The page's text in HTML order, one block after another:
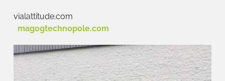
vialattitude.com
magogtechnopole.com